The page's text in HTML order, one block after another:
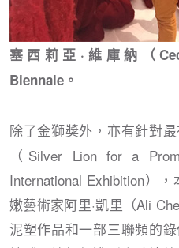
塞西莉亞·維庫納（
Biennale。
除了金獅獎外，亦有針對
（Silver Lion for a
International Exhibition）
嫩藝術家阿里·凱里（Ali
泥塑作品和一部三聯頻的